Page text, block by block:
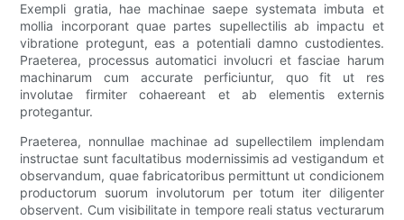
Exempli gratia, hae machinae saepe systemata imbuta et
mollia incorporant quae partes supellectilis ab impactu et
vibratione protegunt, eas a potentiali damno custodientes.
Praeterea, processus automatici involucri et fasciae harum
machinarum cum accurate perficiuntur, quo fit ut res
involutae firmiter cohaereant et ab elementis externis
protegantur.
Praeterea, nonnullae machinae ad supellectilem implendam
instructae sunt facultatibus modernissimis ad vestigandum et
observandum, quae fabricatoribus permittunt ut condicionem
productorum suorum involutorum per totum iter diligenter
observent. Cum visibilitate in tempore reali status vecturarum